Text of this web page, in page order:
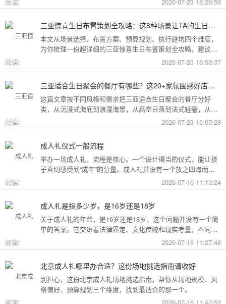
无尽的灵感
三亚惊喜生日布置策划全攻略：这8种场景让TA的生日成为永远难忘的回忆
本文从场景选择、布置方案、预算规划、执行避坑四个维度，
为你梳理一份超详细的三亚惊喜生日布置策划全攻略，建议收
阅读： 2026-07-23 16:53:37
三亚适合生日聚会的餐厅有哪些？这20+家氛围感好店按风格挑，一篇搞定
这篇文章按不同风格和需求把三亚适合生日聚会的餐厅分好
类，从沉浸式海底到浪漫海景，从高空日落到法式轻奢，从热
带庭院到高性价比好店，直接对号入座就行。
阅读： 2026-07-23 16:05:28
成人礼仪式一般流程
举办一场成人礼，流程是核心。一个设计得当的仪式，能让孩
子真切感受到“成年”的分量。成人礼并没有一个放之四海而皆
准的固定模板，它可以根据不同的风格和规模灵活调整。下面
为你梳理了传统、现代和家庭聚会三种主要场景的完整流程，
阅读： 2026-07-16 11:13:24
成人礼是指多少岁，是16岁还是18岁
关于成人礼的年龄，是16岁还是18岁，这个问题并没有一个简
单的答案。它交织着法律界定、文化传统和现实考量，不同的
阅读： 2026-07-16 11:27:48
北京成人礼哪里办合适？这份场地挑选指南请收好
别担心，这份北京成人礼场地挑选指南，帮你从场地规模、风
格偏好、预算规划三个维度，找到最适合的那一个。